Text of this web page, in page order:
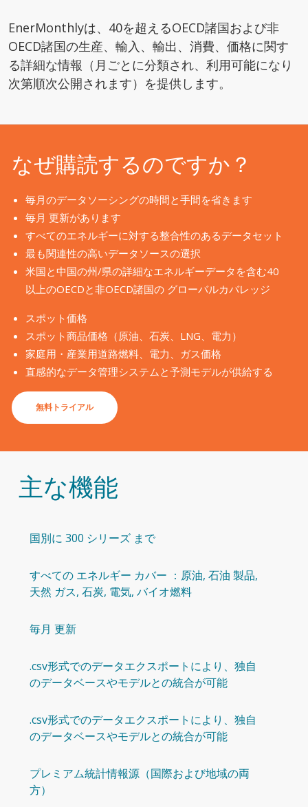
EnerMonthlyは、40を超えるOECD諸国および非
OECD諸国の生産、輸入、輸出、消費、価格に関す
る詳細な情報（月ごとに分類され、利用可能になり
次第順次公開されます）を提供します。
なぜ購読するのですか？
毎月のデータソーシングの時間と手間を省きます
毎月 更新があります
すべてのエネルギーに対する整合性のあるデータセット
最も関連性の高いデータソースの選択
米国と中国の州/県の詳細なエネルギーデータを含む40
以上のOECDと非OECD諸国の グローバルカバレッジ
スポット価格
スポット商品価格（原油、石炭、LNG、電力）
家庭用・産業用道路燃料、電力、ガス価格
直感的なデータ管理システムと予測モデルが供給する
無料トライアル
主な機能
国別に 300 シリーズ まで
すべての エネルギー カバー ：原油, 石油 製品,
天然 ガス, 石炭, 電気, バイオ燃料
毎月 更新
.csv形式でのデータエクスポートにより、独自
のデータベースやモデルとの統合が可能
.csv形式でのデータエクスポートにより、独自
のデータベースやモデルとの統合が可能
プレミアム統計情報源（国際および地域の両
方）